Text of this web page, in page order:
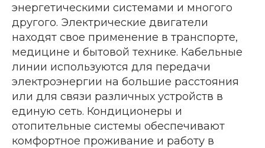
энергетическими системами и многого
другого. Электрические двигатели
находят свое применение в транспорте,
медицине и бытовой технике. Кабельные
линии используются для передачи
электроэнергии на большие расстояния
или для связи различных устройств в
единую сеть. Кондиционеры и
отопительные системы обеспечивают
комфортное проживание и работу в